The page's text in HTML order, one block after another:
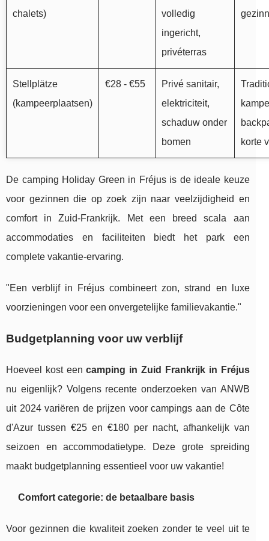
chalets)
volledig
ingericht,
privéterras
Stellplätze
(kampeerplaatsen)
€28 - €55
Privé sanitair,
elektriciteit,
schaduw onder
bomen
korte
De camping Holiday Green in Fréjus is de ideale keuze
voor gezinnen die op zoek zijn naar veelzijdigheid en
comfort in Zuid-Frankrijk. Met een breed scala aan
accommodaties en faciliteiten biedt het park een
complete vakantie-ervaring.
"Een verblijf in Fréjus combineert zon, strand en luxe
voorzieningen voor een onvergetelijke familievakantie."
Budgetplanning voor uw verblijf
Hoeveel kost eencamping in Zuid Frankrijk in Fréjus
nu eigenlijk? Volgens recente onderzoeken van ANWB
uit 2024 variëren de prijzen voor campings aan de Côte
d'Azur tussen €25 en €180 per nacht, afhankelijk van
seizoen en accommodatietype. Deze grote spreiding
maakt budgetplanning essentieel voor uw vakantie!
Comfort categorie: de betaalbare basis
Voor gezinnen die kwaliteit zoeken zonder te veel uit te